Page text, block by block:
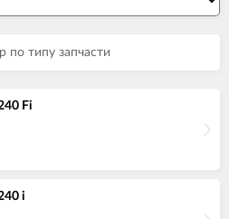
по типу запчасти
Fi
i